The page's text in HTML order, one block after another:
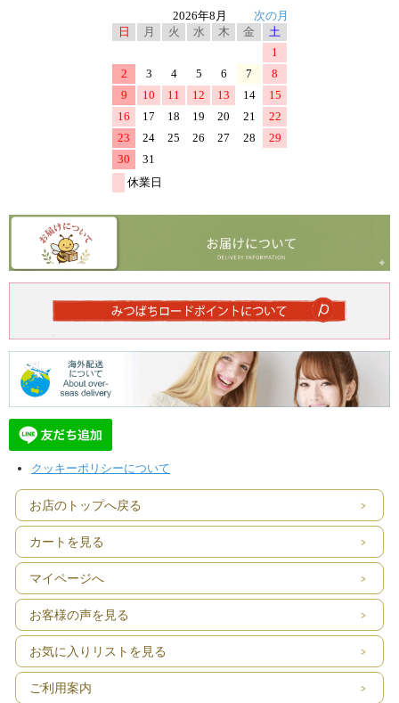
クッキーポリシーについて
お店のトップへ戻る
カートを見る
マイページへ
お客様の声を見る
お気に入りリストを見る
ご利用案内